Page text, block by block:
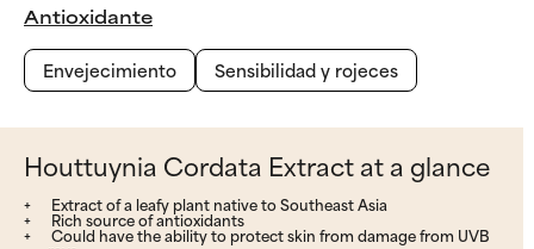
Antioxidante
Envejecimiento
Sensibilidad y rojeces
Houttuynia Cordata Extract at a glance
Extract of a leafy plant native to Southeast Asia
Rich source of antioxidants
Could have the ability to protect skin from damage from UVB